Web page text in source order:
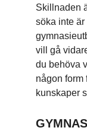
Skillnaden
söka inte
vill gå
du behöva
någon form
kunskaper